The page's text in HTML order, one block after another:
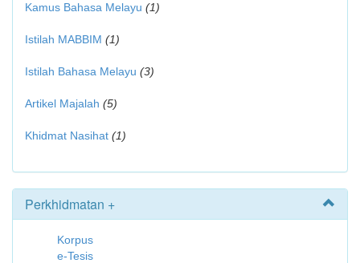
Kamus Bahasa Melayu (1)
Istilah MABBIM (1)
Istilah Bahasa Melayu (3)
Artikel Majalah (5)
Khidmat Nasihat (1)
Perkhidmatan +
Korpus
e-Tesis